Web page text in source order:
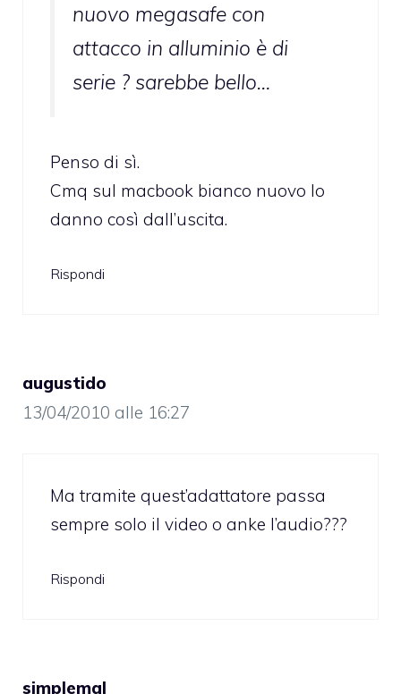
nuovo megasafe con
attacco in alluminio è di
serie ? sarebbe bello…
Penso di sì.
Cmq sul macbook bianco nuovo lo
danno così dall’uscita.
Rispondi
augustido
13/04/2010 alle 16:27
Ma tramite quest’adattatore passa
sempre solo il video o anke l’audio???
Rispondi
simplemal